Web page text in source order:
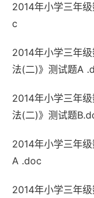
2014年小学三年
c
2014年小学三年
法(二)》测试题A
2014年小学三年
法(二)》测试题
2014年小学三年
A .doc
2014年小学三年